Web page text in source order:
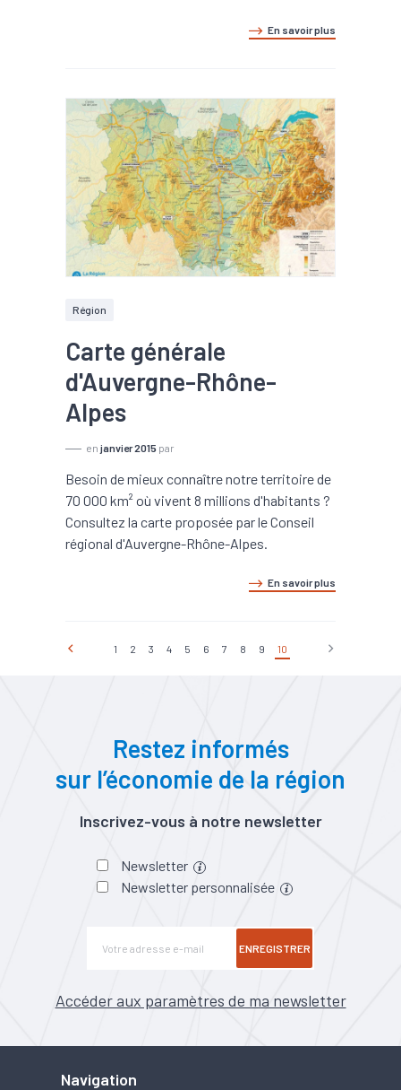
En savoir plus
Région
Carte générale
d'Auvergne-Rhône-
Alpes
en janvier 2015 par
Besoin de mieux connaître notre territoire de
70 000 km² où vivent 8 millions d'habitants ?
Consultez la carte proposée par le Conseil
régional d'Auvergne-Rhône-Alpes.
En savoir plus
1 2 3 4 5 6 7 8 9 10
Restez informés
sur l’économie de la région
Inscrivez-vous à notre newsletter
Newsletter
Newsletter personnalisée
ENREGISTRER
Accéder aux paramètres de ma newsletter
Navigation